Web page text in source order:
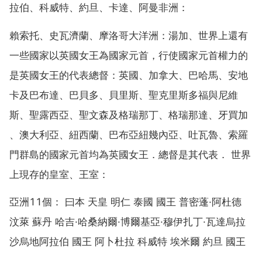
拉伯、科威特、約旦、卡達、阿曼非洲：
賴索托、史瓦濟蘭、摩洛哥大洋洲：湯加、世界上還有
一些國家以英國女王為國家元首，行使國家元首權力的
是英國女王的代表總督：英國、加拿大、巴哈馬、安地
卡及巴布達、巴貝多、貝里斯、聖克里斯多福與尼維
斯、聖露西亞、聖文森及格瑞那丁、格瑞那達、牙買加
、澳大利亞、紐西蘭、巴布亞紐幾內亞、吐瓦魯、索羅
門群島的國家元首均為英國女王．總督是其代表． 世界
上現存的皇室、王室：
亞洲11個： 曰本 天皇 明仁 泰國 國王 普密蓬·阿杜德
汶萊 蘇丹 哈吉·哈桑納爾·博爾基亞·穆伊扎丁·瓦達烏拉
沙烏地阿拉伯 國王 阿卜杜拉 科威特 埃米爾 約旦 國王